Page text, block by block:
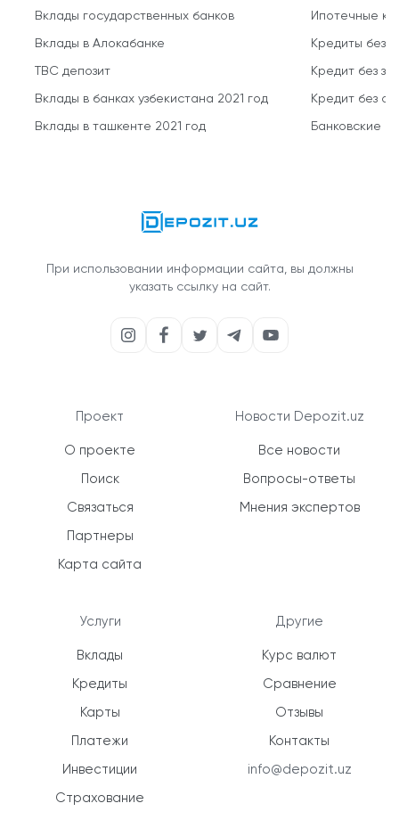
Вклады государственных банков
Вклады в Алокабанке
TBC депозит
Вклады в банках узбекистана 2021 год
Вклады в ташкенте 2021 год
Ипотечные
Кредиты без
Кредит без
Кредит без
Банковские
При использовании информации сайта, вы должны
указать ссылку на сайт.
Проект
О проекте
Поиск
Связаться
Партнеры
Карта сайта
Услуги
Вклады
Кредиты
Карты
Платежи
Инвестиции
Страхование
Новости Depozit.uz
Все новости
Вопросы-ответы
Мнения экспертов
Другие
Курс валют
Сравнение
Отзывы
Контакты
info@depozit.uz